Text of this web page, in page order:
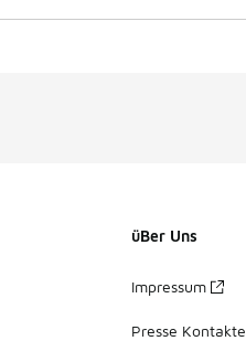
üBer Uns
Impressum
Presse Kontakte